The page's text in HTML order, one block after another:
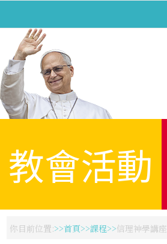
教會活動
你目前位置: 首頁 課程 信理神學講座